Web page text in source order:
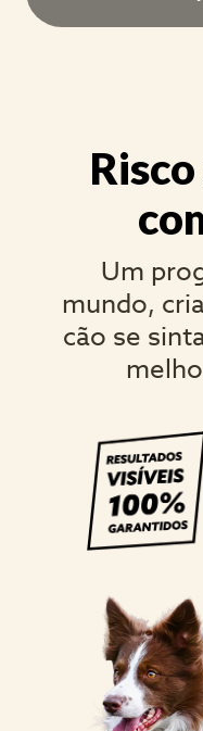
Um
mundo,
cão se